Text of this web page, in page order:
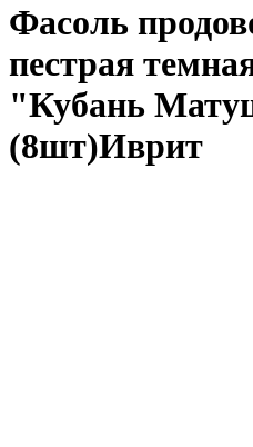
Фасоль
пестрая
"Кубань
(8шт)Иврит